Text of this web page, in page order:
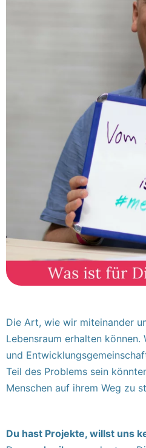
Die Art, wie wir miteinander
Lebensraum erhalten
und
Teil des Problems sein
Menschen auf ihrem Weg zu
Du hast Projekte, willst uns